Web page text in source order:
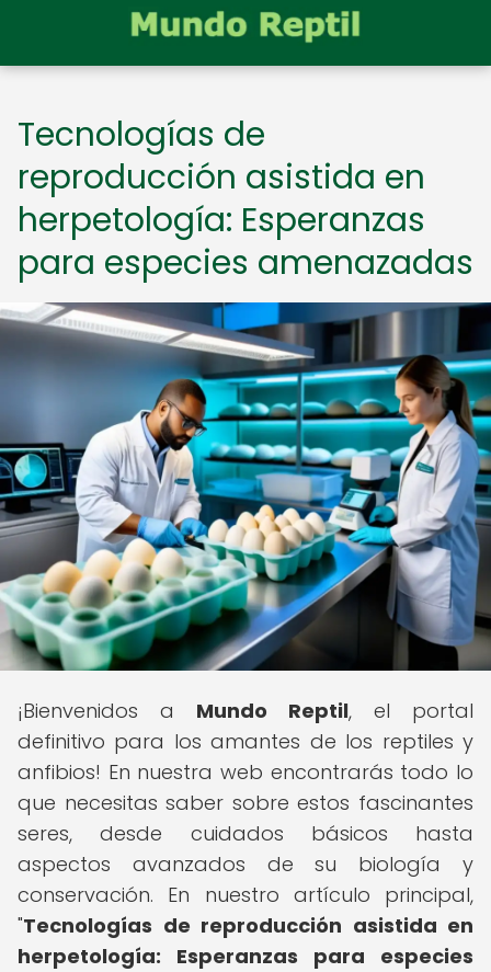
Tecnologías de
reproducción asistida en
herpetología: Esperanzas
para especies amenazadas
¡Bienvenidos a Mundo Reptil, el portal
definitivo para los amantes de los reptiles y
anfibios! En nuestra web encontrarás todo lo
que necesitas saber sobre estos fascinantes
seres, desde cuidados básicos hasta
aspectos avanzados de su biología y
conservación. En nuestro artículo principal,
"Tecnologías de reproducción asistida en
herpetología: Esperanzas para especies